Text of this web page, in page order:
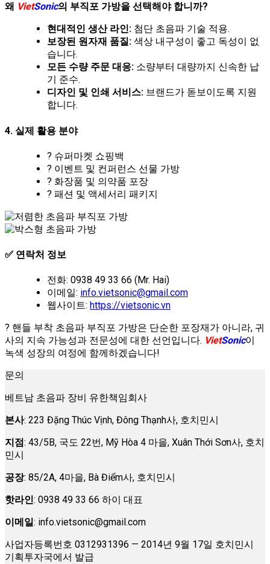
왜 VietSonic의 부직포 가방을 선택해야 합니까?
현대적인 생산 라인: 첨단 초음파 기술 적용.
보장된 원자재 품질: 색상 내구성이 좋고 독성이 없
습니다.
모든 수량 주문 대응: 소량부터 대량까지 신속한 납
기 준수.
디자인 및 인쇄 서비스: 브랜드가 돋보이도록 지원
합니다.
4. 실제 활용 분야
?️ 슈퍼마켓 쇼핑백
? 이벤트 및 컨퍼런스 선물 가방
? 화장품 및 의약품 포장
? 패션 및 액세서리 패키지
✅ 연락처 정보
전화: 0938 49 33 66 (Mr. Hai)
이메일: info.vietsonic@gmail.com
웹사이트: https://vietsonic.vn
? 핸들 부착 초음파 부직포 가방은 단순한 포장재가 아니라, 귀
사의 지속 가능성과 전문성에 대한 선언입니다. VietSonic이
녹색 성장의 여정에 함께하겠습니다!
문의
베트남 초음파 장비 유한책임회사
본사: 223 Đặng Thúc Vịnh, Đông Thạnh사, 호치민시
지점: 43/5B, 국도 22번, Mỹ Hòa 4 마을, Xuân Thới Sơn사, 호치
민시
공장: 85/2A, 4마을, Bà Điểm사, 호치민시
핫라인: 0938 49 33 66 하이 대표
이메일: info.vietsonic@gmail.com
사업자등록번호 0312931396 — 2014년 9월 17일 호치민시
기획투자국에서 발급